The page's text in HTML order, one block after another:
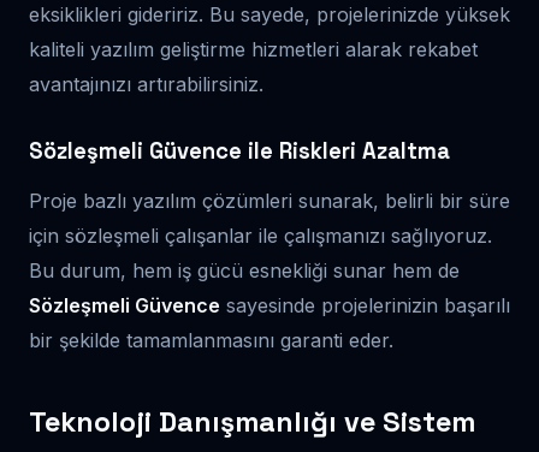
eksiklikleri gideririz. Bu sayede, projelerinizde yüksek
kaliteli yazılım geliştirme hizmetleri alarak rekabet
avantajınızı artırabilirsiniz.
Sözleşmeli Güvence ile Riskleri Azaltma
Proje bazlı yazılım çözümleri sunarak, belirli bir süre
için sözleşmeli çalışanlar ile çalışmanızı sağlıyoruz.
Bu durum, hem iş gücü esnekliği sunar hem de
Sözleşmeli Güvence sayesinde projelerinizin başarılı
bir şekilde tamamlanmasını garanti eder.
Teknoloji Danışmanlığı ve Sistem